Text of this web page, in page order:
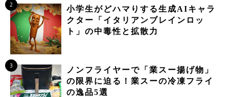
2
小学生がどハマりする生成AIキャラ
クター「イタリアンブレインロッ
ト」の中毒性と拡散力
3
ノンフライヤーで「業スー揚げ物」
の限界に迫る！業スーの冷凍フライ
の逸品5選